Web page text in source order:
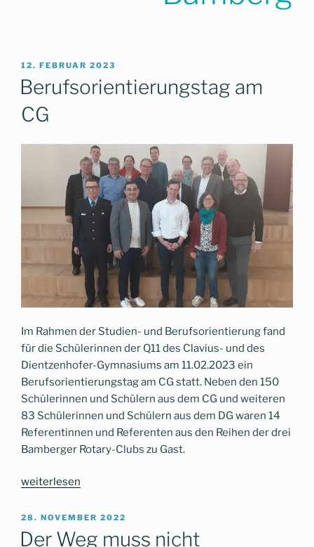
VERÖFFENTLICHT
AM
12. FEBRUAR 2023
Berufsorientierungstag am
CG
Im Rahmen der Studien- und Berufsorientierung fand
für die Schülerinnen der Q11 des Clavius- und des
Dientzenhofer-Gymnasiums am 11.02.2023 ein
Berufsorientierungstag am CG statt. Neben den 150
Schülerinnen und Schülern aus dem CG und weiteren
83 Schülerinnen und Schülern aus dem DG waren 14
Referentinnen und Referenten aus den Reihen der drei
Bamberger Rotary-Clubs zu Gast.
„Berufsorientierungstag
CG“
weiterlesen
VERÖFFENTLICHT
AM
28. NOVEMBER 2022
Der Weg muss nicht